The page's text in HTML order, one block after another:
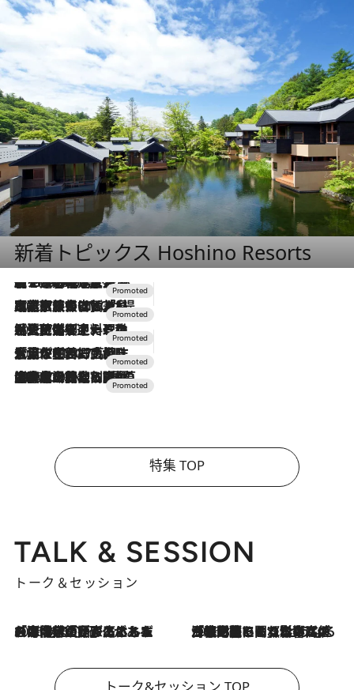
新着トピックス Hoshino Resorts
2026.8.7
【トンボの足水浴】ヒノキの香りに包まれて涼感マックス！約13℃の湧水かけ流しを避暑地「星野温泉 トンボの湯」で体験
2026.7.31
【ホテル帰省】という選択肢をOMOが提案。家族とほどよい距離を保つには「昼は実家、夜は気兼ねなくホテルで！」
2026.7.24
【夏限定ディナーコース】旬を迎える稚鮎や花ズッキーニなどをイタリア・トスカーナの郷土料理の手法で満喫！
2026.7.17
「土佐和ハーブかき氷」がOMO7高知に登場！生姜、山椒、大葉など目にも舌にも涼を呼ぶ郷土の味
2026.7.10
NEW OPEN！【界 草津】名湯の地に誕生。趣の異なる2種の温泉と上州ならではの会席・蕎麦割烹など美食を味わう究極の癒やし旅
特集 TOP
TALK & SESSION
トーク＆セッション
2026.8.3
「今後値上げがあるとすれば…」「リスクがあるのは今年の冬」エネルギー専門家が語る、ホルムズ海峡封鎖が家庭にもたらす“ある心配” 2026.8.3
「住宅建てられない…」「サーチャージ料の高値が続いている」ホルムズ海峡封鎖による影響はいつまで続く？《エネルギー専門家に聞く“どうなる日本の暮らし”》